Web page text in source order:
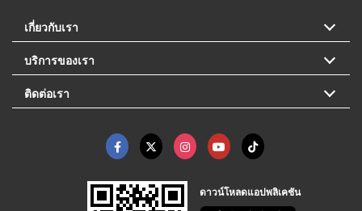
เกี่ยวกับเรา
บริการของเรา
ติดต่อเรา
ดาวน์โหลดแอปพลิเคชัน